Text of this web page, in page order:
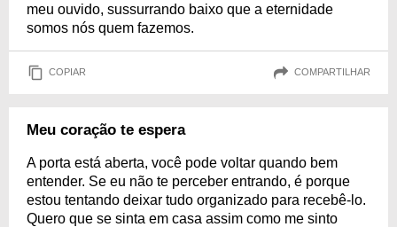
meu ouvido, sussurrando baixo que a eternidade
somos nós quem fazemos.
COPIAR COMPARTILHAR
Meu coração te espera
A porta está aberta, você pode voltar quando bem
entender. Se eu não te perceber entrando, é porque
estou tentando deixar tudo organizado para recebê-lo.
Quero que se sinta em casa assim como me sinto